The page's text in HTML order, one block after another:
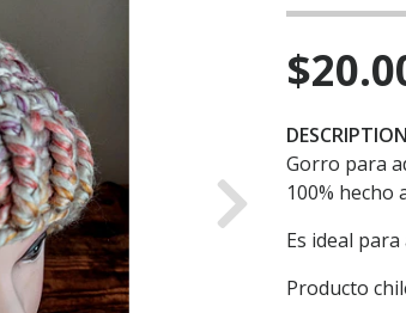
Next
DESCRIPTION
Gorro para
100% hecho
Es ideal
Producto